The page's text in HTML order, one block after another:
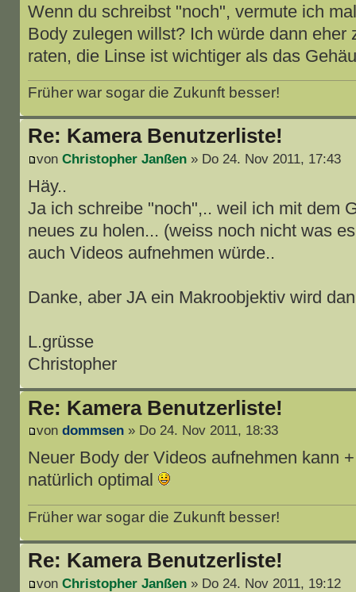
Wenn du schreibst "noch", vermute ich
Body zulegen willst? Ich würde dann eher
raten, die Linse ist wichtiger als das
Früher war sogar die Zukunft besser!
Re: Kamera Benutzerliste!
von Christopher Janßen» Do 24. Nov 2011, 17:43
Häy..
Ja ich schreibe "noch",.. weil ich mit dem
neues zu holen... (weiss noch nicht was
auch Videos aufnehmen würde..
Danke, aber JA ein Makroobjektiv wird
L.grüsse
Christopher
Re: Kamera Benutzerliste!
von dommsen» Do 24. Nov 2011, 18:33
Neuer Body der Videos aufnehmen kann
natürlich optimal
Früher war sogar die Zukunft besser!
Re: Kamera Benutzerliste!
von Christopher Janßen» Do 24. Nov 2011, 19:12